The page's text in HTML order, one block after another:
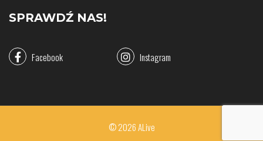
SPRAWDŹ NAS!
Facebook Instagram
© 2026 ALive